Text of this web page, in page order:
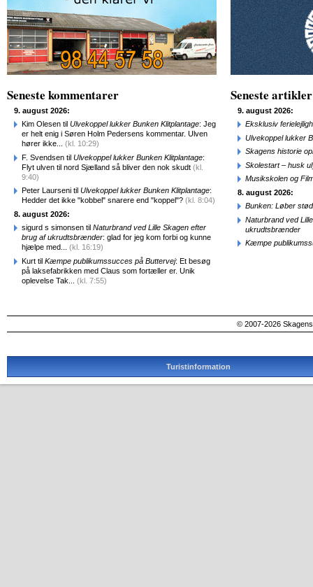
Seneste kommentarer
9. august 2026:
Kim Olesen til Ulvekoppel lukker Bunken Klitplantage: Jeg
er helt enig i Søren Holm Pedersens kommentar. Ulven
hører ikke... (kl. 10:29)
F. Svendsen til Ulvekoppel lukker Bunken Klitplantage:
Flyt ulven til nord Sjælland så bliver den nok skudt (kl.
9:40)
Peter Laurseni til Ulvekoppel lukker Bunken Klitplantage:
Hedder det ikke "kobbel" snarere end "koppel"? (kl. 8:04)
8. august 2026:
sigurd s simonsen til Naturbrand ved Lille Skagen efter
brug af ukrudtsbrænder: glad for jeg kom forbi og kunne
hjælpe med... (kl. 16:19)
Kurt til Kæmpe publikumssucces på Buttervej: Et besøg
på laksefabrikken med Claus som fortæller er. Unik
oplevelse Tak... (kl. 7:55)
Seneste artikler
9. august 2026:
Eksklusiv
Ulvekoppel lukker
Skagens historie
Skolestart – husk
Musikskolen og
8. august 2026:
Bunken: Løber
Naturbrand ved
ukrudtsbrænder
Kæmpe
© 2007-2026
Turistinformation